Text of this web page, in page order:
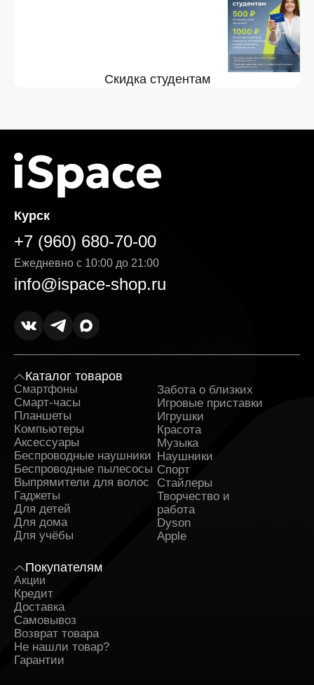
Скидка студентам
Курск
+7 (960) 680-70-00
Ежедневно с 10:00 до 21:00
info@ispace-shop.ru
Каталог товаров
Смартфоны
Смарт-часы
Планшеты
Компьютеры
Аксессуары
Беспроводные наушники
Беспроводные пылесосы
Выпрямители для волос
Гаджеты
Для детей
Для дома
Для учёбы
Забота о близких
Игровые приставки
Игрушки
Красота
Музыка
Наушники
Спорт
Стайлеры
Творчество и
работа
Dyson
Apple
Покупателям
Акции
Кредит
Доставка
Самовывоз
Возврат товара
Не нашли товар?
Гарантии